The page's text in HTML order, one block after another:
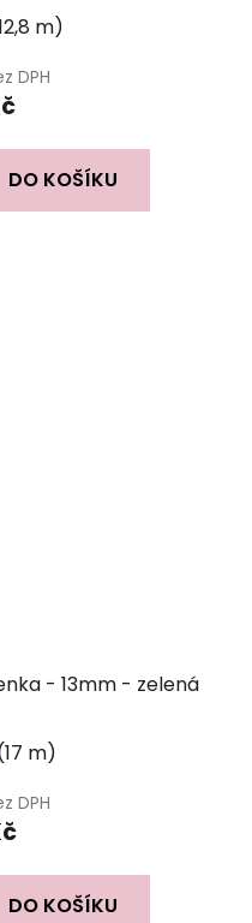
m)
DPH
DO KOŠÍKU
- 13mm - zelená
m)
DPH
DO KOŠÍKU